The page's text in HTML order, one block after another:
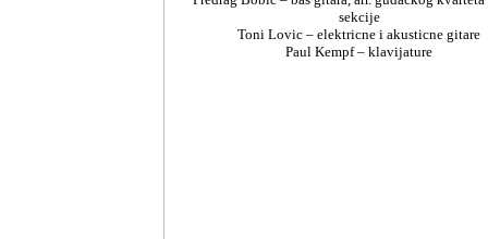
sekcije
Toni Lovic – elektricne i akusticne gitare
Paul Kempf – klavijature